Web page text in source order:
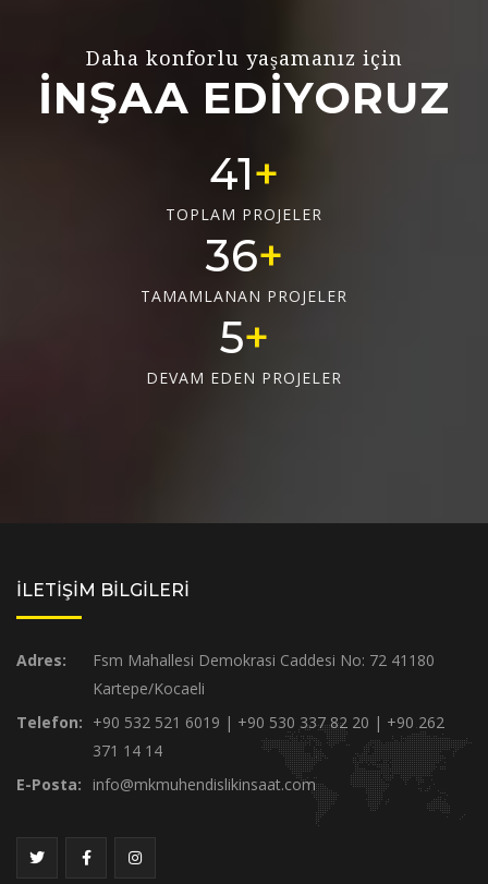
Daha konforlu yaşamanız için
İNŞAA EDİYORUZ
55
TOPLAM PROJELER
48
TAMAMLANAN PROJELER
6
DEVAM EDEN PROJELER
İLETİŞİM BİLGİLERİ
Adres:
Fsm Mahallesi Demokrasi Caddesi No: 72 41180
Kartepe/Kocaeli
Telefon: +90 532 521 6019 | +90 530 337 82 20 | +90 262
371 14 14
E-Posta:
info@mkmuhendislikinsaat.com